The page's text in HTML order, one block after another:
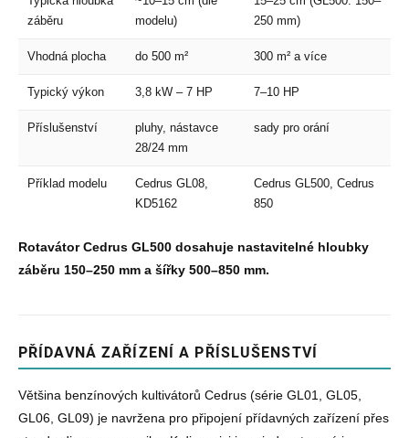
záběru
modelu)
250 mm)
Vhodná plocha do 500 m² 300 m² a více
Typický výkon 3,8 kW – 7 HP 7–10 HP
Příslušenství
pluhy, nástavce
28/24 mm
sady pro orání
Příklad modelu
Cedrus GL08,
KD5162
Cedrus GL500, Cedrus
850
Rotavátor Cedrus GL500 dosahuje nastavitelné hloubky
záběru 150–250 mm a šířky 500–850 mm.
PŘÍDAVNÁ ZAŘÍZENÍ A PŘÍSLUŠENSTVÍ
Většina benzínových kultivátorů Cedrus (série GL01, GL05,
GL06, GL09) je navržena pro připojení přídavných zařízení přes